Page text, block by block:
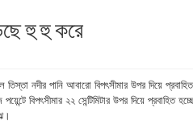
হু হু করে
তিস্তা নদীর পানি আবারো বিপৎসীমার উপর দিয়ে
পয়েন্টে বিপৎসীমার ২২ সেন্টিমিটার উপর দিয়ে